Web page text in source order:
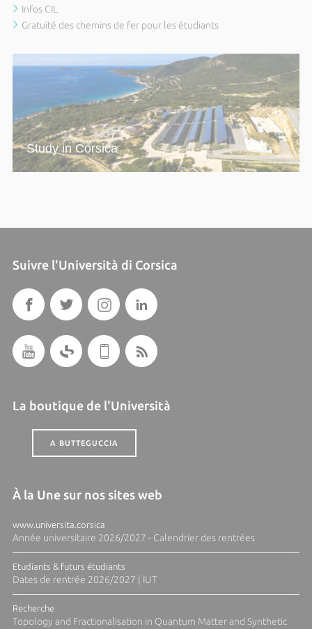
Infos CIL
Gratuité des chemins de fer pour les étudiants
Study in Corsica
Suivre l'Università di Corsica
La boutique de l'Università
A BUTTEGUCCIA
À la Une sur nos sites web
www.universita.corsica
Année universitaire 2026/2027 - Calendrier des rentrées
Etudiants & futurs étudiants
Dates de rentrée 2026/2027 | IUT
Recherche
Topology and Fractionalisation in Quantum Matter and Synthetic